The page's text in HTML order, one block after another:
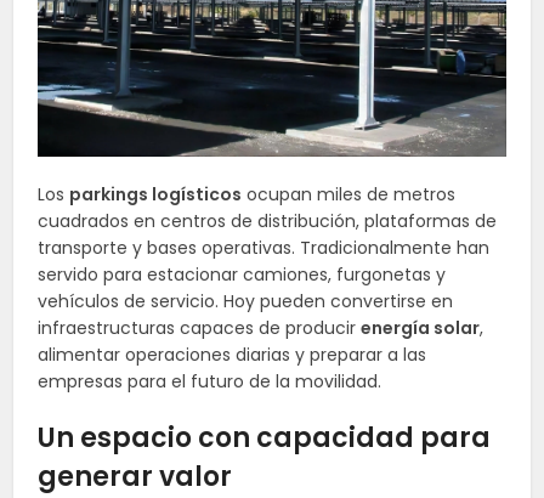
Los parkings logísticos ocupan miles de metros
cuadrados en centros de distribución, plataformas de
transporte y bases operativas. Tradicionalmente han
servido para estacionar camiones, furgonetas y
vehículos de servicio. Hoy pueden convertirse en
infraestructuras capaces de producirenergía solar,
alimentar operaciones diarias y preparar a las
empresas para el futuro de la movilidad.
Un espacio con capacidad para
generar valor